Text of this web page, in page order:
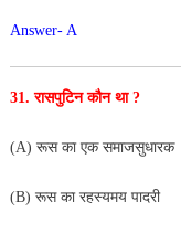
Answer- A
31. रासपुटिन कौन था ?
(A) रूस का एक समाजसुधारक
(B) रूस का रहस्यमय पादरी